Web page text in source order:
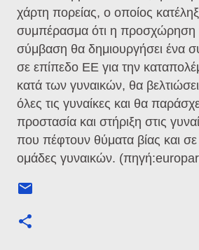
χάρτη πορείας, ο οποίος
συμπέρασμα ότι η προσχώρηση
σύμβαση θα δημιουργήσει ένα
σε επίπεδο ΕΕ για την
κατά των γυναικών, θα
όλες τις γυναίκες και θα
προστασία και στήριξη στις
που πέφτουν θύματα βίας και σε
ομάδες γυναικών. (πηγή: